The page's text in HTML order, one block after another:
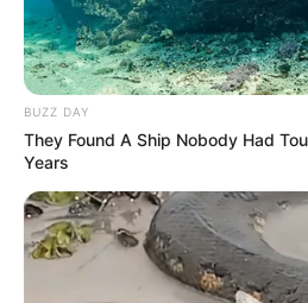
BUZZ DAY
They Found A Ship Nobody Had
Years